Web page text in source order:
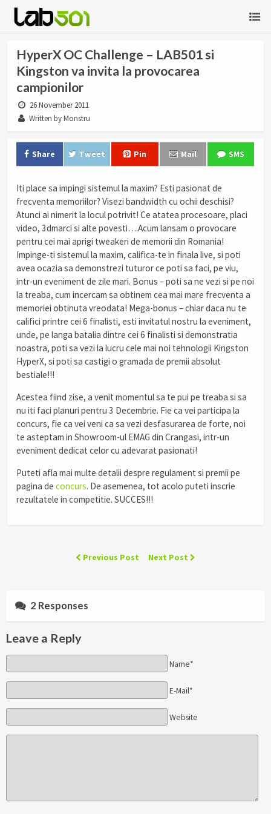
HyperX OC Challenge – LAB501 si
Kingston va invita la provocarea
campionilor
26 November 2011
Written by Monstru
Share Tweet Pin Mail SMS
Iti place sa impingi sistemul la maxim? Esti pasionat de
frecventa memoriilor? Visezi bandwidth cu ochii deschisi?
Atunci ai nimerit la locul potrivit! Ce atatea procesoare, placi
video, 3dmarci si alte povesti….Acum lansam o provocare
pentru cei mai aprigi tweakeri de memorii din Romania!
Impinge-ti sistemul la maxim, califica-te in finala live, si poti
avea ocazia sa demonstrezi tuturor ce poti sa faci, pe viu,
intr-un eveniment de zile mari. Bonus – poti sa ne vezi si pe noi
la treaba, cum incercam sa obtinem cea mai mare frecventa a
memoriei obtinuta vreodata! Mega-bonus – chiar daca nu te
califici printre cei 6 finalisti, esti invitatul nostru la eveniment,
unde, pe langa batalia dintre cei 6 finalisti si demonstratia
noastra, poti sa vezi la lucru cele mai noi tehnologii Kingston
HyperX, si poti sa castigi o gramada de premii absolut
bestiale!!!
Acestea fiind zise, a venit momentul sa te pui pe treaba si sa
nu iti faci planuri pentru 3 Decembrie. Fie ca vei participa la
concurs, fie ca vei veni ca sa vezi desfasurarea de forte, noi
te asteptam in Showroom-ul EMAG din Crangasi, intr-un
eveniment dedicat celor cu adevarat pasionati!
Puteti afla mai multe detalii despre regulament si premii pe
pagina de concurs. De asemenea, tot acolo puteti inscrie
rezultatele in competitie. SUCCES!!!
Previous Post Next Post
2 Responses
Leave a Reply
Name*
E-Mail*
Website